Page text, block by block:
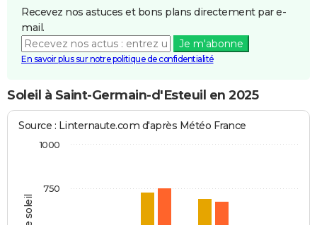
Recevez nos astuces et bons plans directement par e-
mail.
Je m'abonne
En savoir plus sur notre politique de confidentialité
Soleil à Saint-Germain-d'Esteuil en 2025
Source : Linternaute.com d'après Météo France
750
1000